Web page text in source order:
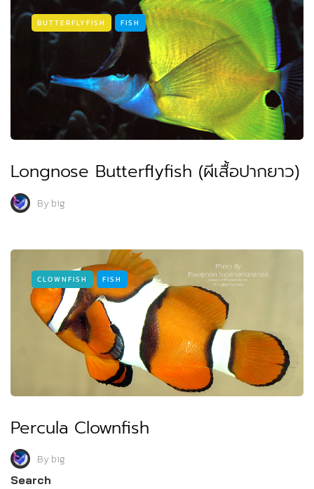
BUTTERFLYFISH FISH
Longnose Butterflyfish (ผีเสื้อปากยาว)
Bybig
CLOWNFISH FISH
Percula Clownfish
Bybig
Search